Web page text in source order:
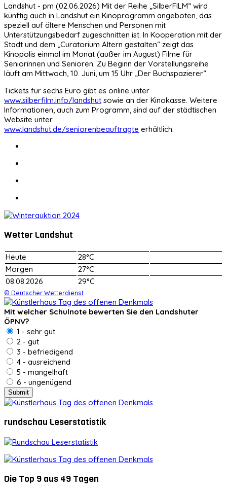
Landshut - pm (02.06.2026) Mit der Reihe „SilberFILM“ wird
künftig auch in Landshut ein Kinoprogramm angeboten, das
speziell auf ältere Menschen und Personen mit
Unterstützungsbedarf zugeschnitten ist. In Kooperation mit der
Stadt und dem „Curatorium Altern gestalten“ zeigt das
Kinopolis einmal im Monat (außer im August) Filme für
Seniorinnen und Senioren. Zu Beginn der Vorstellungsreihe
läuft am Mittwoch, 10. Juni, um 15 Uhr „Der Buchspazierer“.
Tickets für sechs Euro gibt es online unter
www.silberfilm.info/landshut sowie an der Kinokasse. Weitere
Informationen, auch zum Programm, sind auf der städtischen
Website unter
www.landshut.de/seniorenbeauftragte erhältlich.
Wetter Landshut
Heute
28°C
Morgen
27°C
08.08.2026
29°C
© Deutscher Wetterdienst
Mit welcher Schulnote bewerten Sie den Landshuter
ÖPNV?
1 - sehr gut
2 - gut
3 - befriedigend
4 - ausreichend
5 - mangelhaft
6 - ungenügend
rundschau Leserstatistik
Die Top 9 aus 49 Tagen